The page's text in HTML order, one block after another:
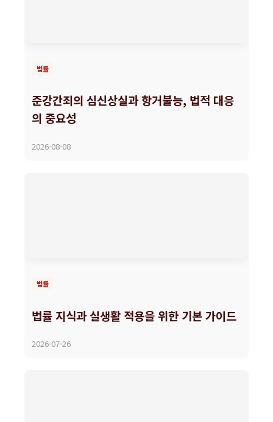
법률
준강간죄의 심신상실과 항거불능, 법적 대응
의 중요성
2026-08-08
법률
법률 지식과 실생활 적용을 위한 기본 가이드
2026-07-26